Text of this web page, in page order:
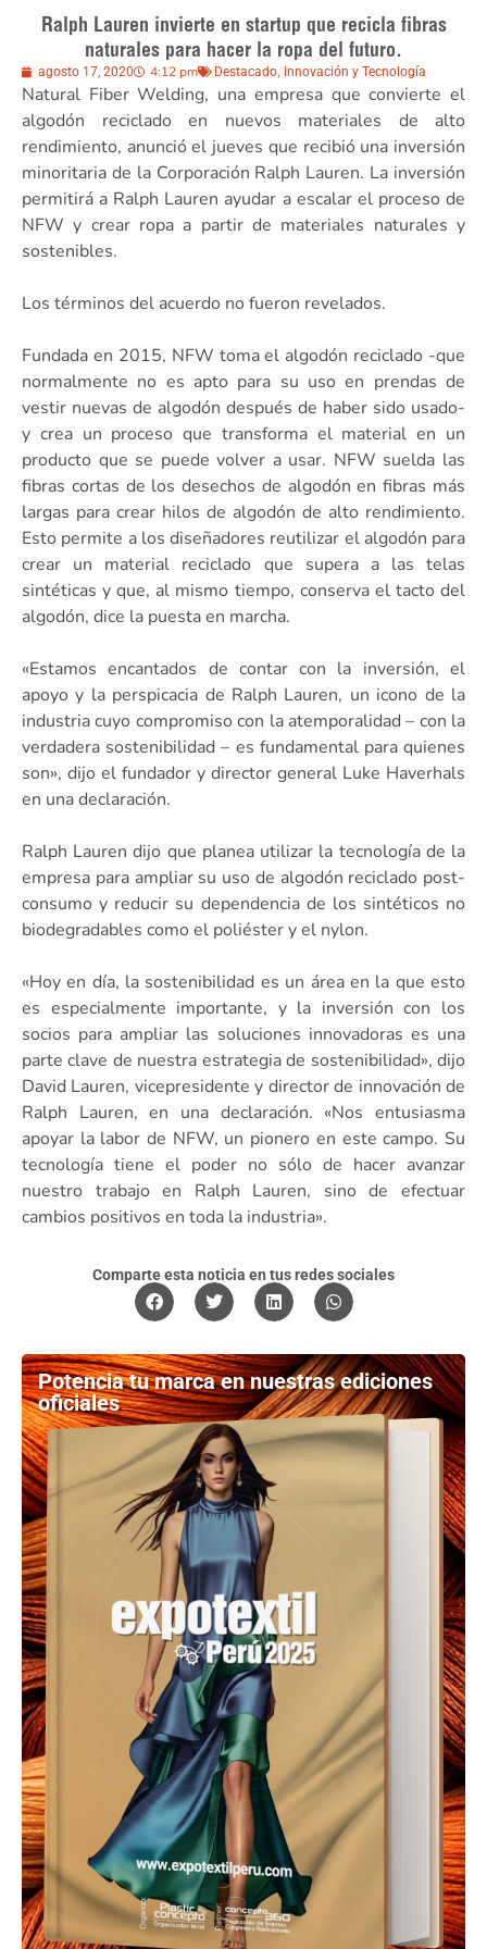
Ralph Lauren invierte en startup que recicla fibras
naturales para hacer la ropa del futuro.
agosto 17, 2020 4:12 pm Destacado, Innovación y Tecnología
Natural Fiber Welding, una empresa que convierte el
algodón reciclado en nuevos materiales de alto
rendimiento, anunció el jueves que recibió una inversión
minoritaria de la Corporación Ralph Lauren. La inversión
permitirá a Ralph Lauren ayudar a escalar el proceso de
NFW y crear ropa a partir de materiales naturales y
sostenibles.
Los términos del acuerdo no fueron revelados.
Fundada en 2015, NFW toma el algodón reciclado -que
normalmente no es apto para su uso en prendas de
vestir nuevas de algodón después de haber sido usado-
y crea un proceso que transforma el material en un
producto que se puede volver a usar. NFW suelda las
fibras cortas de los desechos de algodón en fibras más
largas para crear hilos de algodón de alto rendimiento.
Esto permite a los diseñadores reutilizar el algodón para
crear un material reciclado que supera a las telas
sintéticas y que, al mismo tiempo, conserva el tacto del
algodón, dice la puesta en marcha.
«Estamos encantados de contar con la inversión, el
apoyo y la perspicacia de Ralph Lauren, un icono de la
industria cuyo compromiso con la atemporalidad – con la
verdadera sostenibilidad – es fundamental para quienes
son», dijo el fundador y director general Luke Haverhals
en una declaración.
Ralph Lauren dijo que planea utilizar la tecnología de la
empresa para ampliar su uso de algodón reciclado post-
consumo y reducir su dependencia de los sintéticos no
biodegradables como el poliéster y el nylon.
«Hoy en día, la sostenibilidad es un área en la que esto
es especialmente importante, y la inversión con los
socios para ampliar las soluciones innovadoras es una
parte clave de nuestra estrategia de sostenibilidad», dijo
David Lauren, vicepresidente y director de innovación de
Ralph Lauren, en una declaración. «Nos entusiasma
apoyar la labor de NFW, un pionero en este campo. Su
tecnología tiene el poder no sólo de hacer avanzar
nuestro trabajo en Ralph Lauren, sino de efectuar
cambios positivos en toda la industria».
Comparte esta noticia en tus redes sociales
Potencia tu marca en nuestras ediciones
oficiales